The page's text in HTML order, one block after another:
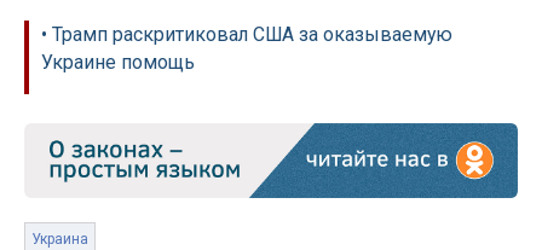
• Трамп раскритиковал США за оказываемую
Украине помощь
Украина